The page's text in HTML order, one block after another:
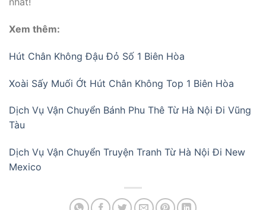
Xem thêm:
Hút Chân Không Đậu Đỏ Số 1 Biên Hòa
Xoài Sấy Muối Ớt Hút Chân Không Top 1 Biên Hòa
Dịch Vụ Vận Chuyển Bánh Phu Thê Từ Hà Nội Đi Vũng
Tàu
Dịch Vụ Vận Chuyển Truyện Tranh Từ Hà Nội Đi New
Mexico